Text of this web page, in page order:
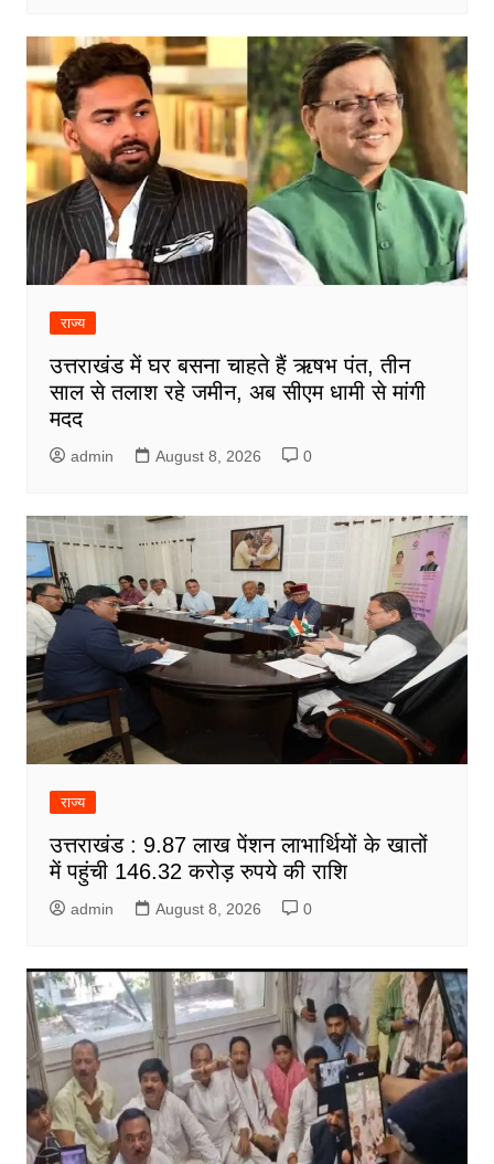
राज्य
उत्तराखंड में घर बसना चाहते हैं ऋषभ पंत, तीन
साल से तलाश रहे जमीन, अब सीएम धामी से मांगी
मदद
admin August 8, 2026 0
राज्य
उत्तराखंड : 9.87 लाख पेंशन लाभार्थियों के खातों
में पहुंची 146.32 करोड़ रुपये की राशि
admin August 8, 2026 0